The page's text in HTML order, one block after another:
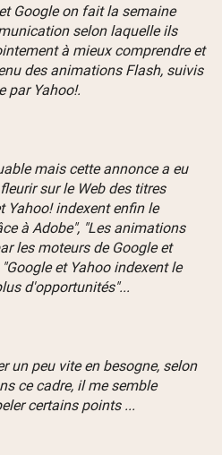
Google on fait la semaine
selon laquelle ils
à mieux comprendre et
des animations Flash, suivis
par Yahoo!.
mais cette annonce a eu
sur le Web des titres
Yahoo! indexent enfin le
à Adobe", "Les animations
les moteurs de Google et
et Yahoo indexent le
d'opportunités"...
un peu vite en besogne, selon
ce cadre, il me semble
certains points ...